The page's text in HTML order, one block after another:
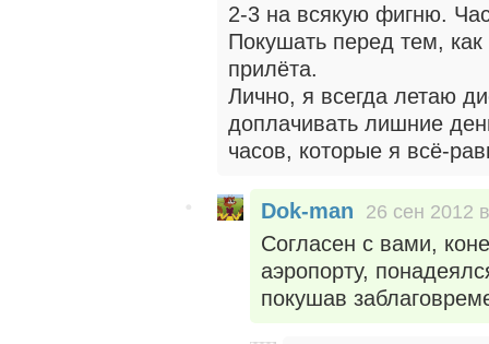
2-3 на всякую фигню.
Покушать перед тем, как
прилёта.
Лично, я всегда летаю
доплачивать лишние
часов, которые я всё-
Dok-man 26 сен 2012
Согласен с вами,
аэропорту,
покушав